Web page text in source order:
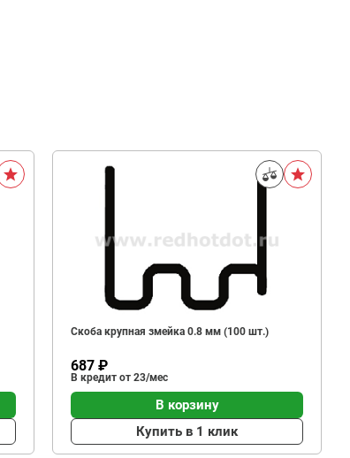
Скоба крупная змейка 0.8 мм (100 шт.)
687 ₽
В кредит от 23/мес
В корзину
Купить в 1 клик